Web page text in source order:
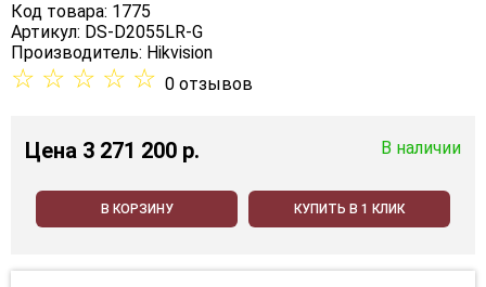
Код товара: 1775
Артикул: DS-D2055LR-G
Производитель: Hikvision
☆ ☆ ☆ ☆ ☆ 0 отзывов
Цена 3 271 200 p. В наличии
В КОРЗИНУ КУПИТЬ В 1 КЛИК